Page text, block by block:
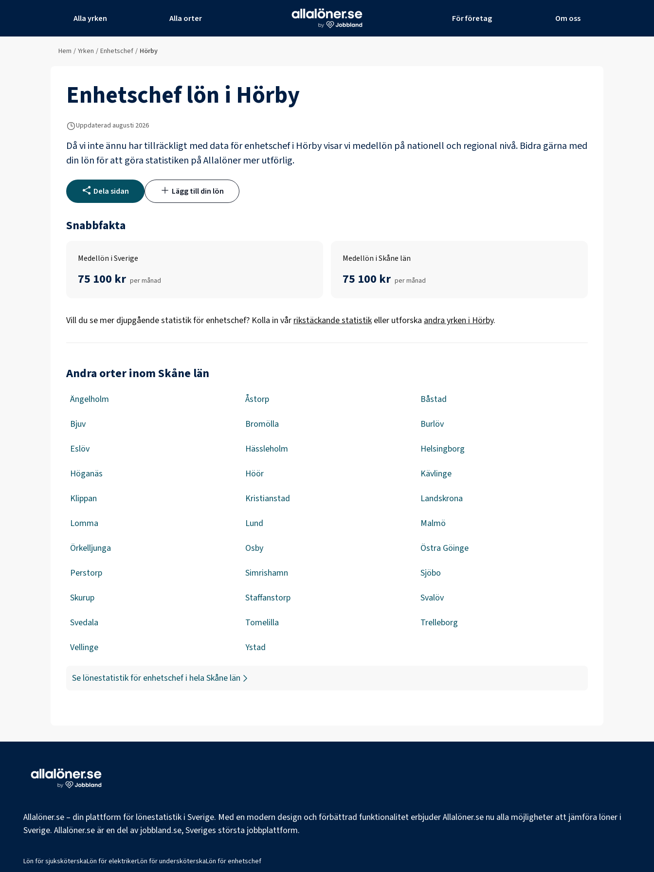
Alla yrken Alla orter För företag Om oss
Hem / Yrken / Enhetschef / Hörby
Enhetscheflön i Hörby
Uppdaterad augusti 2026
Då vi inte ännu har tillräckligt med data förenhetschefi Hörbyvisar vi medellön på nationell och regional nivå. Bidra gärna med
din lön för att göra statistiken på Allalöner mer utförlig.
Dela sidan Lägg till din lön
Snabbfakta
Medellön i Sverige
75 100 kr per månad
Medellön i Skåne län
75 100 kr per månad
Vill du se mer djupgående statistik för enhetschef? Kolla in vårrikstäckande statistik eller utforska andra yrken iHörby.
Andra orter inom Skåne län
Ängelholm Åstorp Båstad
Bjuv Bromölla Burlöv
Eslöv Hässleholm Helsingborg
Höganäs Höör Kävlinge
Klippan Kristianstad Landskrona
Lomma Lund Malmö
Örkelljunga Osby Östra Göinge
Perstorp Simrishamn Sjöbo
Skurup Staffanstorp Svalöv
Svedala Tomelilla Trelleborg
Vellinge Ystad
Se lönestatistik för enhetschef i hela Skåne län
Allalöner.se – din plattform för lönestatistik i Sverige. Med en modern design och förbättrad funktionalitet erbjuder Allalöner.se nu alla möjligheter att jämföra löner i
Sverige. Allalöner.se är en del av jobbland.se, Sveriges största jobbplattform.
Lön för sjuksköterskaLön för elektrikerLön för undersköterskaLön för enhetschef